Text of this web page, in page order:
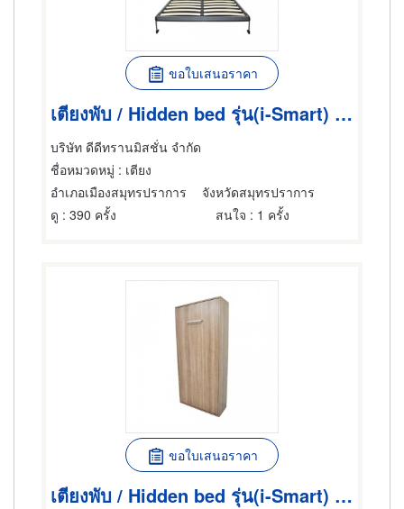
ขอใบเสนอราคา
เตียงพับ / Hidden bed รุ่น(i-Smart) / SWB.V120H i-Smart (double size 4 ft.)
บริษัท ดีดีทรานมิสชั่น จำกัด
ชื่อหมวดหมู่ : เตียง
อำเภอเมืองสมุทรปราการ
จังหวัดสมุทรปราการ
ดู : 390 ครั้ง สนใจ : 1 ครั้ง
ขอใบเสนอราคา
เตียงพับ / Hidden bed รุ่น(i-Smart) / SWB.V90H i-Smart (single size 3ft.)